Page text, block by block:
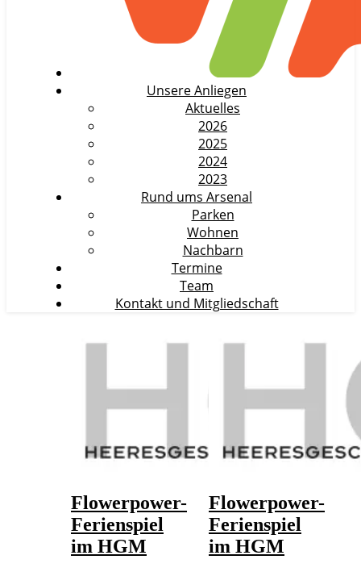
Unsere Anliegen
Aktuelles
2026
2025
2024
2023
Rund ums Arsenal
Parken
Wohnen
Nachbarn
Termine
Team
Kontakt und Mitgliedschaft
Flowerpower-
Ferienspiel
im HGM
Flowerpower-
Ferienspiel
im HGM